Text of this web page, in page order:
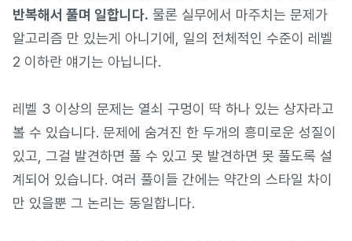
반복해서 풀며 일합니다. 물론 실무에서 마주치는 문제가
알고리즘 만 있는게 아니기에, 일의 전체적인 수준이 레벨
2 이하란 얘기는 아닙니다.
레벨 3 이상의 문제는 열쇠 구멍이 딱 하나 있는 상자라고
볼 수 있습니다. 문제에 숨겨진 한 두개의 흥미로운 성질이
있고, 그걸 발견하면 풀 수 있고 못 발견하면 못 풀도록 설
계되어 있습니다. 여러 풀이들 간에는 약간의 스타일 차이
만 있을뿐 그 논리는 동일합니다.